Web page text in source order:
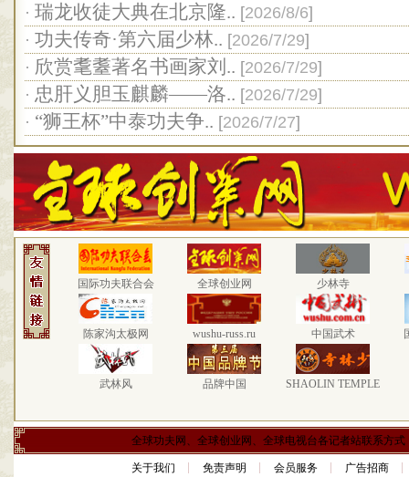
· 瑞龙收徒大典在北京隆.. [2026/8/6]
· 功夫传奇·第六届少林.. [2026/7/29]
· 欣赏耄耋著名书画家刘.. [2026/7/29]
· 忠肝义胆玉麒麟——洛.. [2026/7/29]
· “狮王杯”中泰功夫争.. [2026/7/27]
国际功夫联合会 全球创业网 少林寺
陈家沟太极网 wushu-russ.ru 中国武术
武林风 品牌中国 SHAOLIN TEMPLE
全球功夫网、全球创业网、全球电视台各记者站联系方式
关于我们 免责声明 会员服务 广告招商